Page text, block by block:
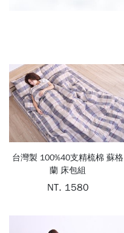
棉
POLYESTER
枕
PILLOW
台灣製 100%40支精梳棉 蘇格
蘭 床包組
NT. 1580